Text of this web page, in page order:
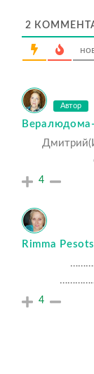
2
Автор
4
Rimma
4